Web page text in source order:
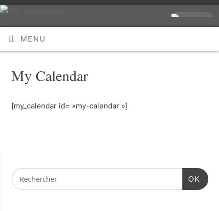
MENU
My Calendar
[my_calendar id= »my-calendar »]
OK